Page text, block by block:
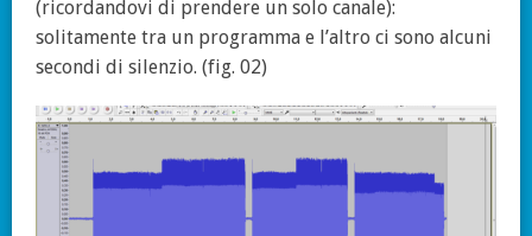
(ricordandovi di prendere un solo canale):
solitamente tra un programma e l’altro ci sono alcuni
secondi di silenzio. (fig. 02)